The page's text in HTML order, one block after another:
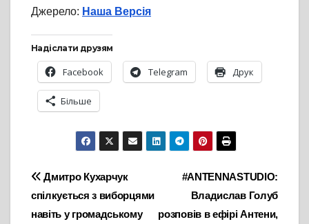
Джерело: Наша Версія
Надіслати друзям
Facebook Telegram Друк
Більше
Навігація
записів
#ANTENNASTUDIО:
Владислав Голуб
розповів в ефірі Антени,
Дмитро Кухарчук
спілкується з виборцями
навіть у громадському